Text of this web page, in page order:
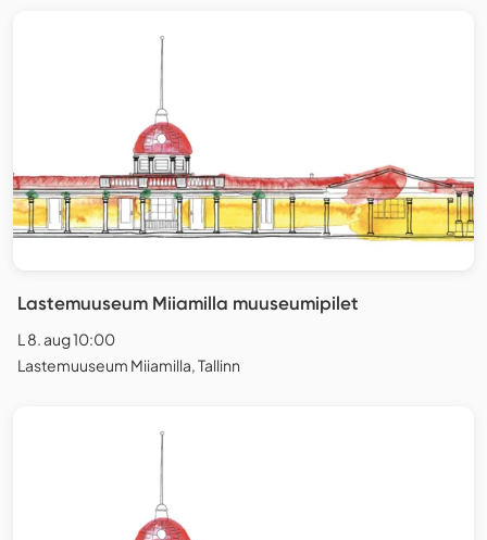
Lastemuuseum Miiamilla muuseumipilet
L 8. aug 10:00
Lastemuuseum Miiamilla, Tallinn